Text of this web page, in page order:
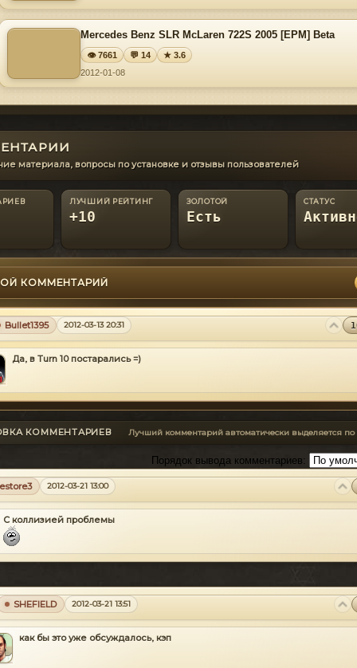
Mercedes Benz SLR McLaren 722S 2005 [EPM] Beta
👁 7661 💬 14
★ 3.6
2012-01-08
материала, вопросы по установке и отзывы пользователей
ЛУЧШИЙ РЕЙТИНГ
+10
ЗОЛОТОЙ
Есть
СТАТУС
КОММЕНТАРИЙ
Bullet1395 2012-03-13 20:31
Да, в Turn 10 постарались =)
КОММЕНТАРИЕВ Лучший комментарий автоматически выделяется по
Порядок вывода комментариев:
2012-03-21 13:00
С коллизией проблемы
SHEFIELD 2012-03-21 13:51
как бы это уже обсуждалось, кэп